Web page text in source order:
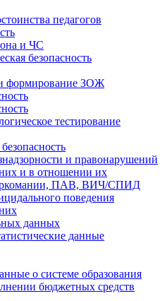
педагогов
и ЧС
безопасность
формирование ЗОЖ
тестирование
и правонарушений
и в отношении их
ПАВ, ВИЧ/СПИД
поведения
данных
данные
о системе образования
бюджетных средств